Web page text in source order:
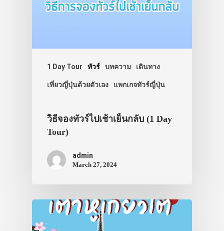
1 Day Tour ทัวร์ บทความ เดินทาง
เที่ยวญี่ปุ่นด้วยตัวเอง แพกเกจทัวร์ญี่ปุ่น
วิธีจองทัวร์ไปเช้าเย็นกลับ (1 Day
Tour)
admin
March 27, 2024
ทัวร์
สาระน่ารู้
VIDEO
ภาพประทับใจ